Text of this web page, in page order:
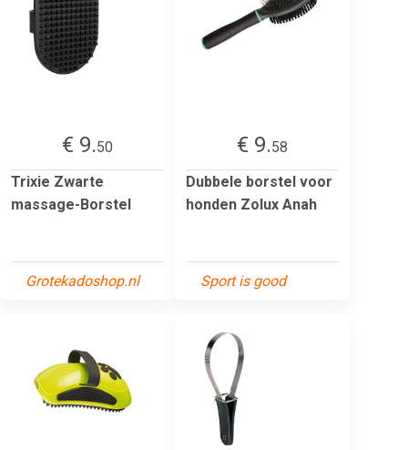
€ 9.50
Trixie Zwarte
massage-Borstel
Grotekadoshop.nl
€ 9.58
Dubbele borstel voor
honden Zolux Anah
Sport is good